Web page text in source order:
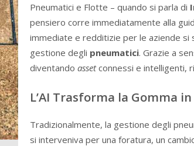
Pneumatici e Flotte – quando si parla di
pensiero corre immediatamente alla
immediate e redditizie per le aziende si
gestione degli pneumatici. Grazie a
diventando assetconnessi e intelligenti,
L’AI Trasforma la Gomma
Tradizionalmente, la gestione degli
si interveniva per una foratura, un